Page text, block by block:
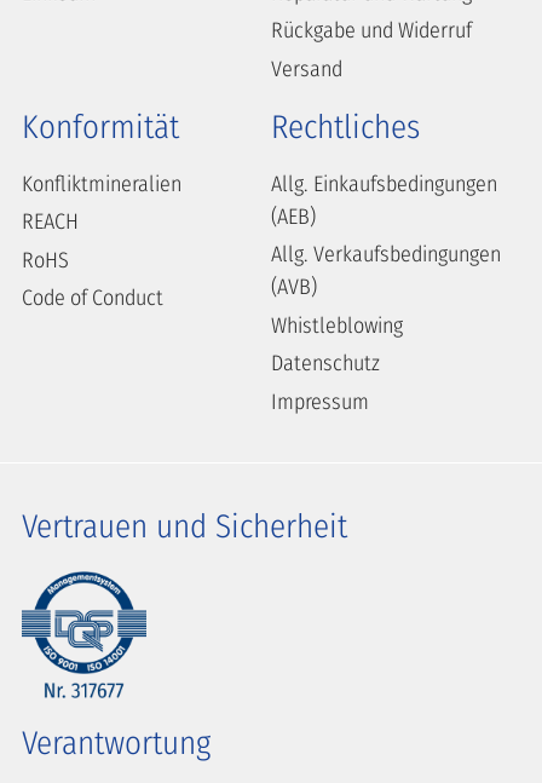
Rückgabe und Widerruf
Versand
Konformität
Konfliktmineralien
REACH
RoHS
Code of Conduct
Rechtliches
Allg. Einkaufsbedingungen
(AEB)
Allg. Verkaufsbedingungen
(AVB)
Whistleblowing
Datenschutz
Impressum
Vertrauen und Sicherheit
Verantwortung